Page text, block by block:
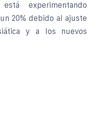
experimentando
20% debido al ajuste
y a los nuevos